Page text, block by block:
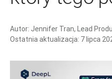
Autor: Jennifer Tran, Lead
Ostatnia aktualizacja: 7 lipca